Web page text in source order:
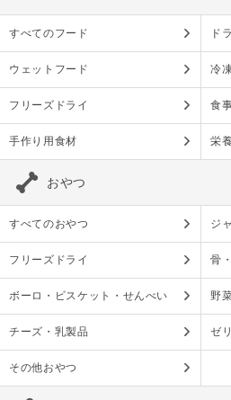
すべてのフード ド
ウェットフード 冷
フリーズドライ 食
手作り用食材 栄
おやつ
すべてのおやつ ジ
フリーズドライ 骨
ボーロ・ビスケット・せんべい 野
チーズ・乳製品 ゼ
その他おやつ